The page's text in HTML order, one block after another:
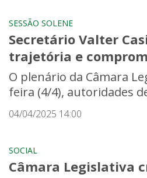
SESSÃO SOLENE
Secretário Valter
trajetória e
O plenário da Câmara
feira (4/4), autoridades
04/04/2025 14:00
SOCIAL
Câmara Legislativa